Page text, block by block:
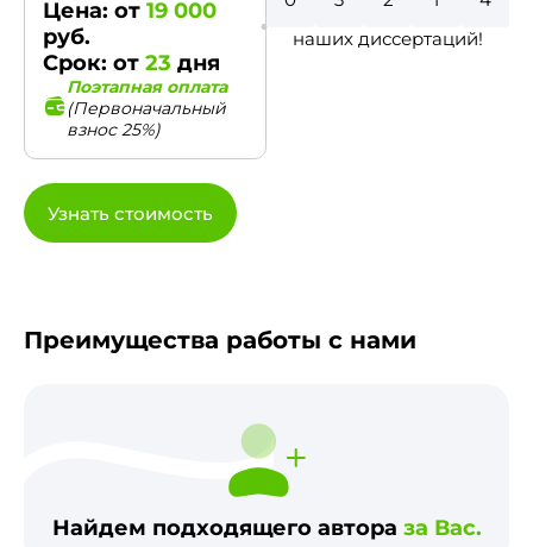
Цена: от 19 000
руб.
Срок: от 23 дня
Поэтапная оплата
(Первоначальный
взнос 25%)
Узнать стоимость
наших диссертаций!
Преимущества работы с нами
Найдем подходящего автора за Вас.